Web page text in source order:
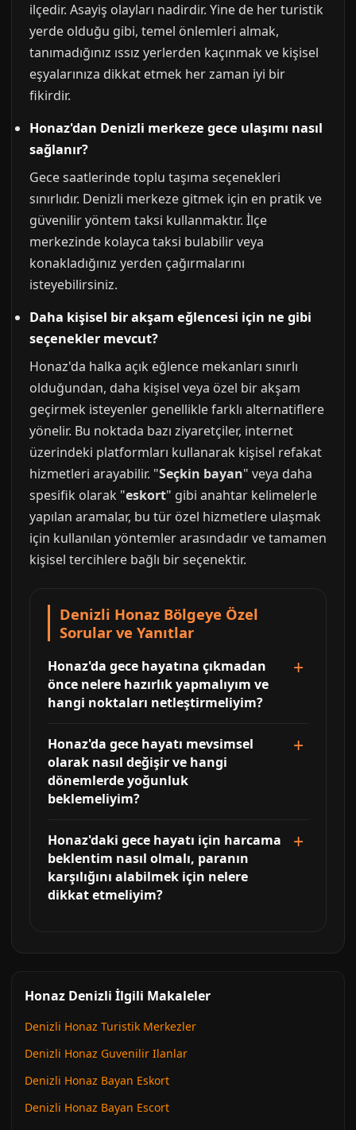
ilçedir. Asayiş olayları nadirdir. Yine de her turistik
yerde olduğu gibi, temel önlemleri almak,
tanımadığınız ıssız yerlerden kaçınmak ve kişisel
eşyalarınıza dikkat etmek her zaman iyi bir
fikirdir.
Honaz'dan Denizli merkeze gece ulaşımı nasıl
sağlanır?
Gece saatlerinde toplu taşıma seçenekleri
sınırlıdır. Denizli merkeze gitmek için en pratik ve
güvenilir yöntem taksi kullanmaktır. İlçe
merkezinde kolayca taksi bulabilir veya
konakladığınız yerden çağırmalarını
isteyebilirsiniz.
Daha kişisel bir akşam eğlencesi için ne gibi
seçenekler mevcut?
Honaz'da halka açık eğlence mekanları sınırlı
olduğundan, daha kişisel veya özel bir akşam
geçirmek isteyenler genellikle farklı alternatiflere
yönelir. Bu noktada bazı ziyaretçiler, internet
üzerindeki platformları kullanarak kişisel refakat
hizmetleri arayabilir. "Seçkin bayan" veya daha
spesifik olarak "eskort" gibi anahtar kelimelerle
yapılan aramalar, bu tür özel hizmetlere ulaşmak
için kullanılan yöntemler arasındadır ve tamamen
kişisel tercihlere bağlı bir seçenektir.
Denizli Honaz Bölgeye Özel
Sorular ve Yanıtlar
Honaz'da gece hayatına çıkmadan
önce nelere hazırlık yapmalıyım ve
hangi noktaları netleştirmeliyim?
Honaz'da gece hayatı mevsimsel
olarak nasıl değişir ve hangi
dönemlerde yoğunluk
beklemeliyim?
Honaz'daki gece hayatı için harcama
beklentim nasıl olmalı, paranın
karşılığını alabilmek için nelere
dikkat etmeliyim?
Honaz Denizli İlgili Makaleler
Denizli Honaz Turistik Merkezler
Denizli Honaz Guvenilir Ilanlar
Denizli Honaz Bayan Eskort
Denizli Honaz Bayan Escort